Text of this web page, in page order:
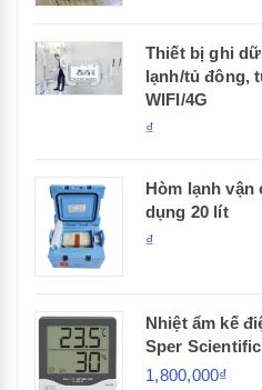
Thiết bị ghi
lạnh/tủ đông,
WIFI/4G
₫
Hòm lạnh vận
dụng 20 lít
₫
Nhiệt ẩm kế
Sper Scientific
1,800,000₫